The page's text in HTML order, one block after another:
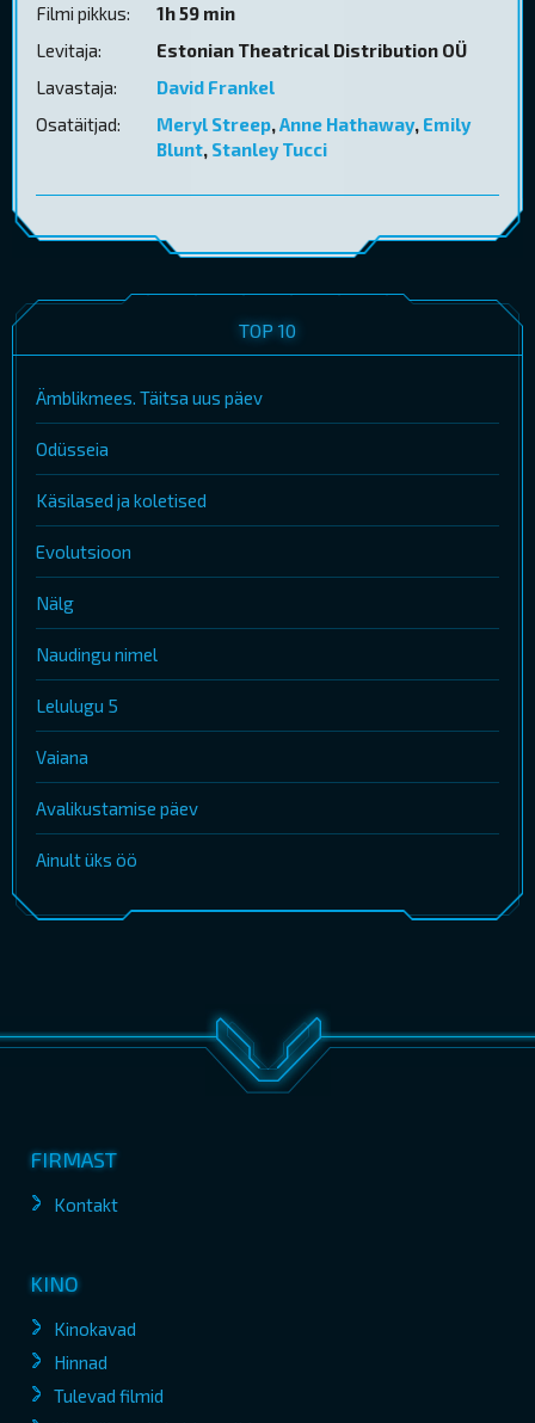
Filmi pikkus:
1h 59 min
Levitaja:
Estonian Theatrical Distribution OÜ
Lavastaja:
David Frankel
Osatäitjad:
Meryl Streep,Anne Hathaway, Emily
Blunt, Stanley Tucci
TOP 10
Ämblikmees. Täitsa uus päev
Odüsseia
Käsilased ja koletised
Evolutsioon
Nälg
Naudingu nimel
Lelulugu 5
Vaiana
Avalikustamise päev
Ainult üks öö
FIRMAST
Kontakt
KINO
Kinokavad
Hinnad
Tulevad filmid